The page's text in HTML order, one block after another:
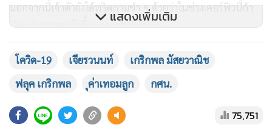
นอกจากนี้เจ้าตัวยังได้ทวิตถามขำ ๆ ด้วยว่าในช่วงเคอร์ฟิวนี้ถ้า
เกิดแว่นสายตาหักขึ้นมาจะทำยังไง????
แสดงเพิ่มเติม
โควิด-19 เจียรวนนท์
เกริกพล มัสยวาณิช
ฟลุค เกริกพล
ุค่าเทอมลูก กศน.
75,751